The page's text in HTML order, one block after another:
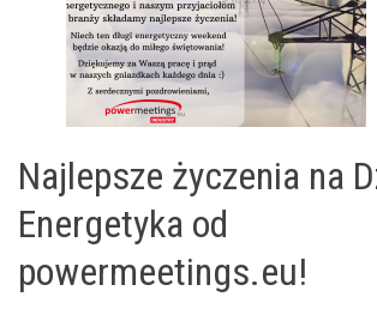
Najlepsze życzenia na
Energetyka od
powermeetings.eu!